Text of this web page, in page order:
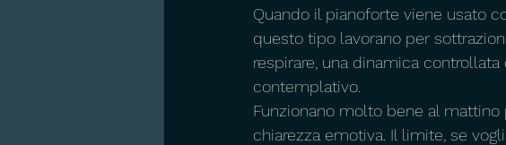
Quando il pianoforte viene usato
questo tipo lavorano per
respirare, una dinamica
contemplativo.
Funzionano molto bene al
chiarezza emotiva. Il limite, se